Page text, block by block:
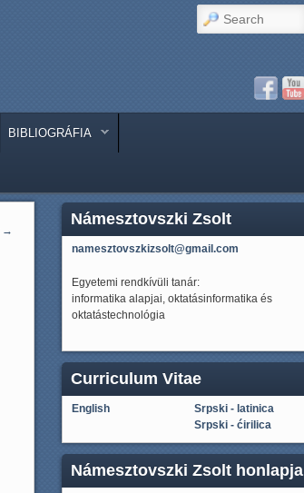
Search
BIBLIOGRÁFIA
→
Námesztovszki Zsolt
namesztovszkizsolt@gmail.com
Egyetemi rendkívüli tanár:
informatika alapjai, oktatásinformatika és
oktatástechnológia
Curriculum Vitae
English
Srpski - latinica
Srpski - ćirilica
Námesztovszki Zsolt honlapja